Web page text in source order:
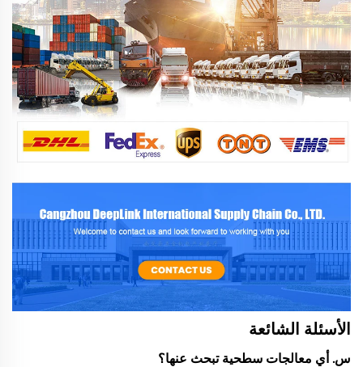
الأسئلة الشائعة
س. أي معالجات سطحية تبحث عنها؟